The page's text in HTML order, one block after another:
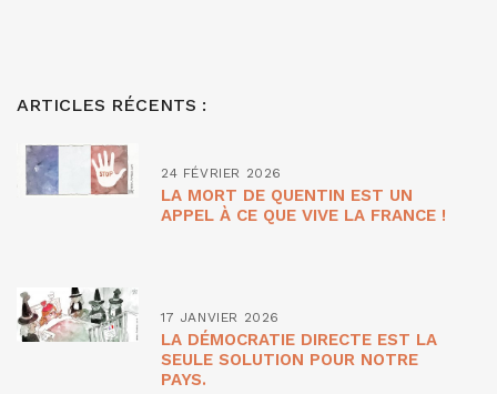
ARTICLES RÉCENTS :
24 FÉVRIER 2026
LA MORT DE QUENTIN EST UN
APPEL À CE QUE VIVE LA FRANCE !
17 JANVIER 2026
LA DÉMOCRATIE DIRECTE EST LA
SEULE SOLUTION POUR NOTRE
PAYS.